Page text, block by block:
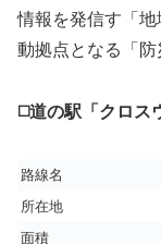
情報を発信す「
動拠点となる「防
◻️道の駅「クロス
路線名
所在地
面積